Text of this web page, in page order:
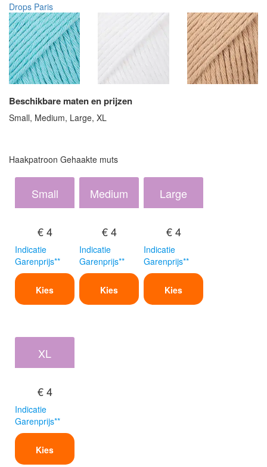
Drops Paris
Beschikbare maten en prijzen
Small, Medium, Large, XL
Haakpatroon Gehaakte muts
Small
€ 4
Indicatie
Garenprijs**
Kies
Medium
€ 4
Indicatie
Garenprijs**
Kies
Large
€ 4
Indicatie
Garenprijs**
Kies
XL
€ 4
Indicatie
Garenprijs**
Kies